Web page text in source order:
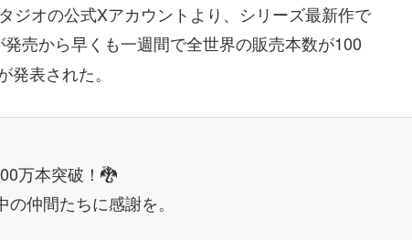
ジオの公式Xアカウントより、シリーズ最新作で
発売から早くも一週間で全世界の販売本数が100
表された。
万本突破！🐉
仲間たちに感謝を。